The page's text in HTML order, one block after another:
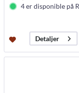
4 er disponible på
Detaljer